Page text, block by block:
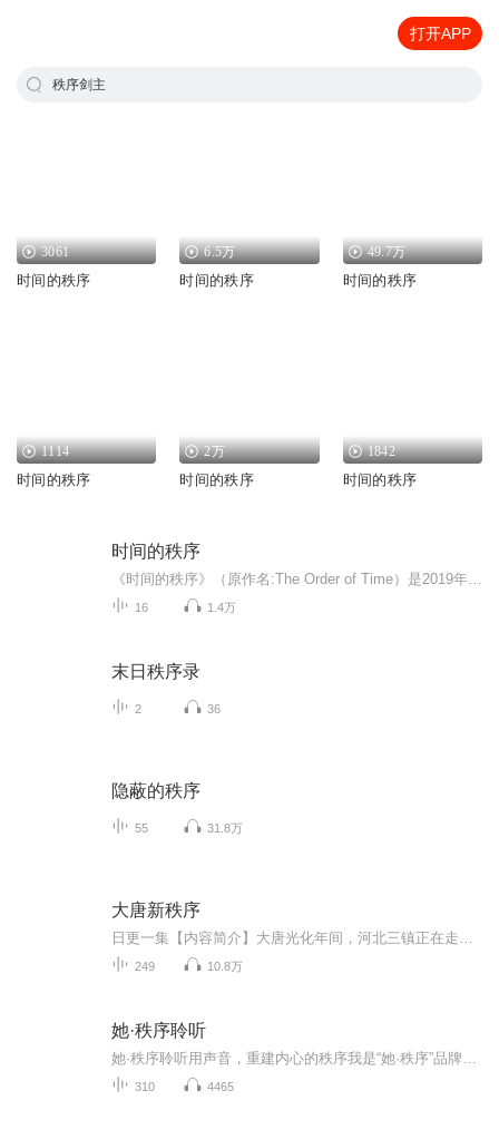
打开APP
秩序剑主
3061
时间的秩序
6.5万
时间的秩序
49.7万
时间的秩序
1114
时间的秩序
2万
时间的秩序
1842
时间的秩序
时间的秩序
16 1.4万
末日秩序录
2 36
隐蔽的秩序
55 31.8万
大唐新秩序
249 10.8万
她·秩序聆听
310 4465